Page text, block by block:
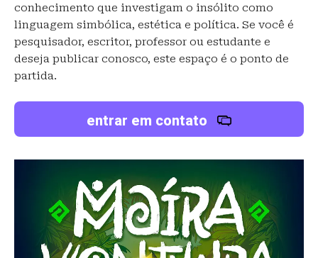
conhecimento que investigam o insólito como
linguagem simbólica, estética e política. Se você é
pesquisador, escritor, professor ou estudante e
deseja publicar conosco, este espaço é o ponto de
partida.
entrar em contato